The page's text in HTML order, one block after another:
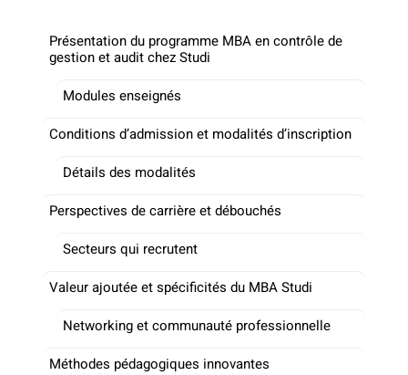
Présentation du programme MBA en contrôle de
gestion et audit chez Studi
Modules enseignés
Conditions d’admission et modalités d’inscription
Détails des modalités
Perspectives de carrière et débouchés
Secteurs qui recrutent
Valeur ajoutée et spécificités du MBA Studi
Networking et communauté professionnelle
Méthodes pédagogiques innovantes